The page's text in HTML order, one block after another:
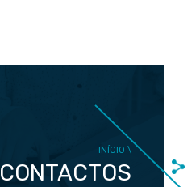
INÍCIO \
CONTACTOS